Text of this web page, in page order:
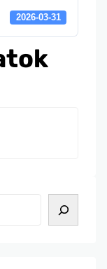
2026-03-31